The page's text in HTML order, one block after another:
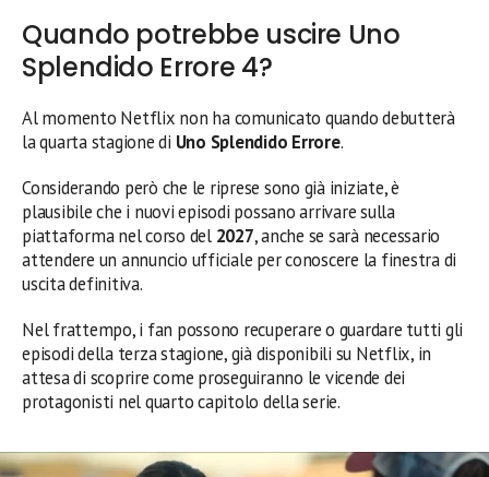
Quando potrebbe uscire Uno
Splendido Errore 4?
Al momento Netflix non ha comunicato quando debutterà
la quarta stagione di Uno Splendido Errore.
Considerando però che le riprese sono già iniziate, è
plausibile che i nuovi episodi possano arrivare sulla
piattaforma nel corso del 2027, anche se sarà necessario
attendere un annuncio ufficiale per conoscere la finestra di
uscita definitiva.
Nel frattempo, i fan possono recuperare o guardare tutti gli
episodi della terza stagione, già disponibili su Netflix, in
attesa di scoprire come proseguiranno le vicende dei
protagonisti nel quarto capitolo della serie.